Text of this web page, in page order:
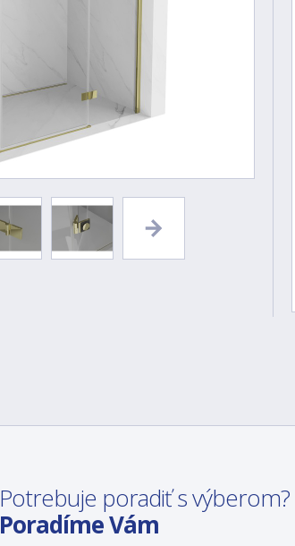
Potrebuje poradiť s výberom?
Poradíme Vám